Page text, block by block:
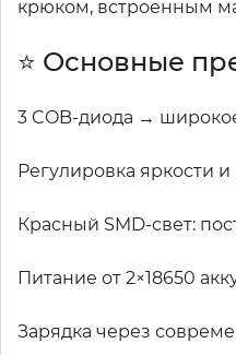
крюком, встроенным
⭐ Основные
3 COB-диода →
Регулировка яркости
Красный SMD-свет:
Питание от 2×18650
Зарядка через